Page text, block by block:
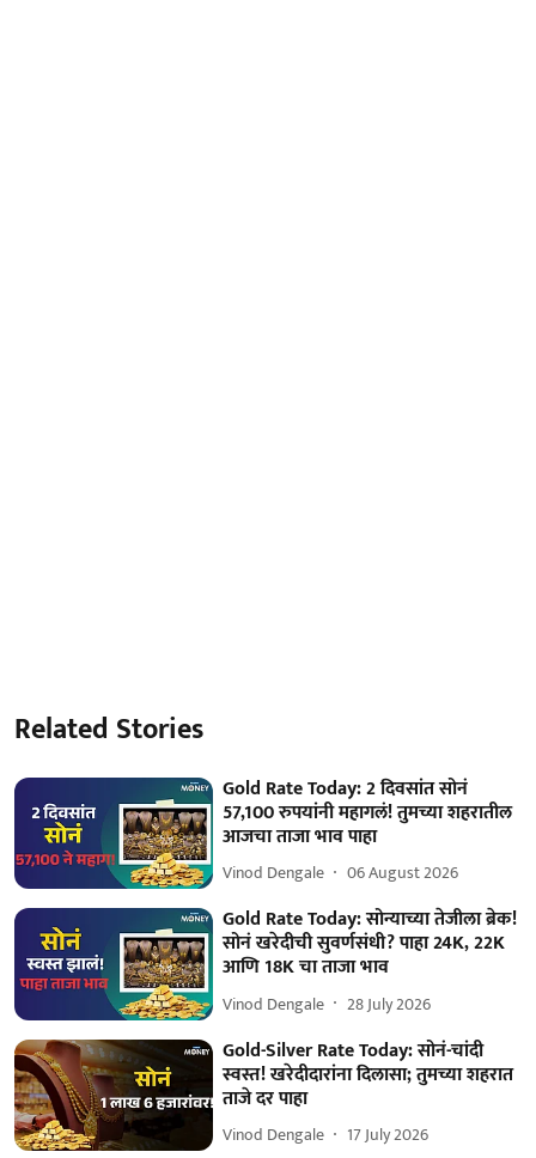
Related Stories
Gold Rate Today: 2 दिवसांत सोनं
57,100 रुपयांनी महागलं! तुमच्या शहरातील
आजचा ताजा भाव पाहा
Vinod Dengale 06 August 2026
Gold Rate Today: सोन्याच्या तेजीला ब्रेक!
सोनं खरेदीची सुवर्णसंधी? पाहा 24K, 22K
आणि 18K चा ताजा भाव
Vinod Dengale 28 July 2026
Gold-Silver Rate Today: सोनं-चांदी
स्वस्त! खरेदीदारांना दिलासा; तुमच्या शहरात
ताजे दर पाहा
Vinod Dengale 17 July 2026